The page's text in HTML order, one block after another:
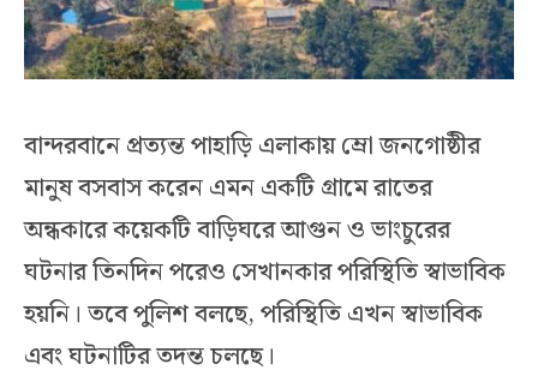
বান্দরবানে প্রত্যন্ত পাহাড়ি এলাকায় ম্রো জনগোষ্ঠীর
মানুষ বসবাস করেন এমন একটি গ্রামে রাতের
অন্ধকারে কয়েকটি বাড়িঘরে আগুন ও ভাংচুরের
ঘটনার তিনদিন পরেও সেখানকার পরিস্থিতি স্বাভাবিক
হয়নি। তবে পুলিশ বলছে, পরিস্থিতি এখন স্বাভাবিক
এবং ঘটনাটির তদন্ত চলছে।